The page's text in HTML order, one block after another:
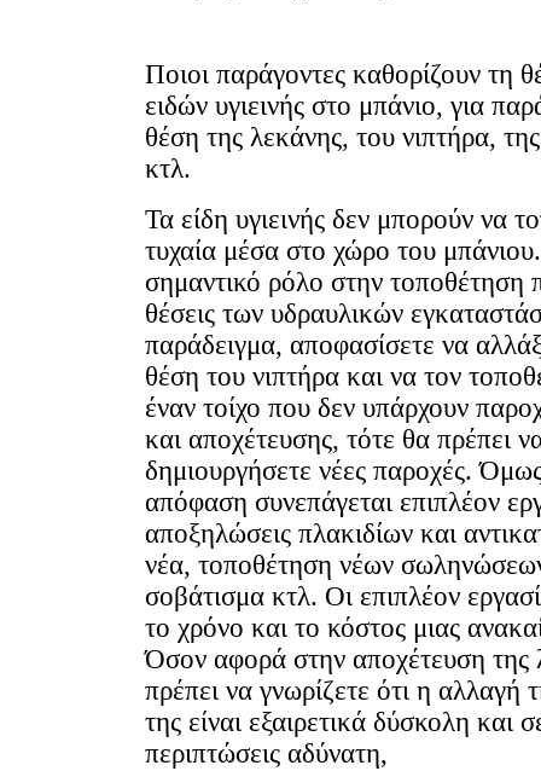
Ποιοι παράγοντες καθορίζουν τη
ειδών υγιεινής στο μπάνιο, για
θέση της λεκάνης, του νιπτήρα,
κτλ.
Τα είδη υγιεινής δεν μπορούν να
τυχαία μέσα στο χώρο του
σημαντικό ρόλο στην τοποθέτηση
θέσεις των υδραυλικών
παράδειγμα, αποφασίσετε να
θέση του νιπτήρα και να τον
έναν τοίχο που δεν υπάρχουν
και αποχέτευσης, τότε θα πρέπει
δημιουργήσετε νέες παροχές.
απόφαση συνεπάγεται επιπλέoν
αποξηλώσεις πλακιδίων και
νέα, τοποθέτηση νέων
σοβάτισμα κτλ. Οι επιπλέον
το χρόνο και το κόστος μιας
Όσον αφορά στην αποχέτευση της
πρέπει να γνωρίζετε ότι η αλλαγή
της είναι εξαιρετικά δύσκολη και
περιπτώσεις αδύνατη,